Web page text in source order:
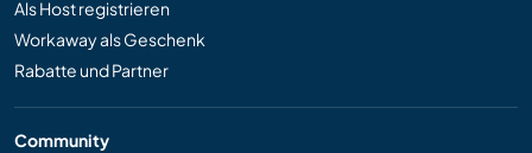
Als Host registrieren
Workaway als Geschenk
Rabatte und Partner
Community